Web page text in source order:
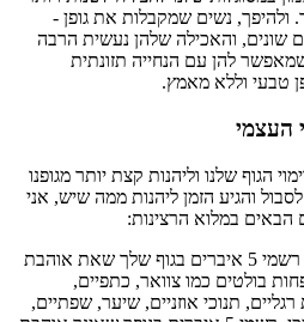
ולהיפך, נשים שמקבלות את גופן -
שונים, והאכילה שלהן נעשית הרבה
להן עם הנחייה תזונתית
טבעי וללא מאמץ.
הגוף שלנו וליהנות קצת יותר מגופנו
והגיע הזמן ליהנות ממה שיש, אני
תרגיל האיברים: קחי דף, רשמי 5 איברים בגוף שלך שאת אוהבת
בולטים כמו צוואר, כתפיים,
תנוכי אוזניים, שיער, שפתיים,